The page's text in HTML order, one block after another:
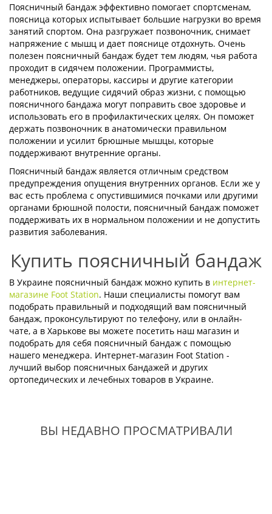
Поясничный бандаж эффективно помогает спортсменам,
поясница которых испытывает большие нагрузки во время
занятий спортом. Она разгружает позвоночник, снимает
напряжение с мышц и дает пояснице отдохнуть. Очень
полезен поясничный бандаж будет тем людям, чья работа
проходит в сидячем положении. Программисты,
менеджеры, операторы, кассиры и другие категории
работников, ведущие сидячий образ жизни, с помощью
поясничного бандажа могут поправить свое здоровье и
использовать его в профилактических целях. Он поможет
держать позвоночник в анатомически правильном
положении и усилит брюшные мышцы, которые
поддерживают внутренние органы.
Поясничный бандаж является отличным средством
предупреждения опущения внутренних органов. Если же у
вас есть проблема с опустившимися почками или другими
органами брюшной полости, поясничный бандаж поможет
поддерживать их в нормальном положении и не допустить
развития заболевания.
Купить поясничный бандаж
В Украине поясничный бандаж можно купить в интернет-
магазине Foot Station. Наши специалисты помогут вам
подобрать правильный и подходящий вам поясничный
бандаж, проконсультируют по телефону, или в онлайн-
чате, а в Харькове вы можете посетить наш магазин и
подобрать для себя поясничный бандаж с помощью
нашего менеджера. Интернет-магазин Foot Station -
лучший выбор поясничных бандажей и других
ортопедических и лечебных товаров в Украине.
ВЫ НЕДАВНО ПРОСМАТРИВАЛИ